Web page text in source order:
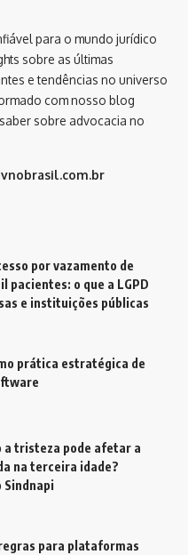
para o mundo jurídico
sobre as últimas
e tendências no universo
com nosso blog
sobre advocacia no
por vazamento de
pacientes: o que a LGPD
e instituições públicas
prática estratégica de
a tristeza pode afetar a
na terceira idade?
Sindnapi
para plataformas